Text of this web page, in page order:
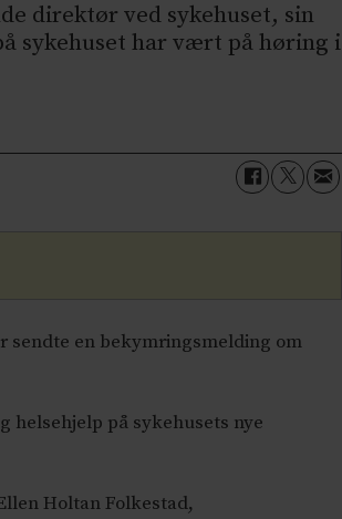
direktør ved sykehuset, sin
sykehuset har vært på høring i
sendte en bekymringsmelding om
helsehjelp på sykehusets nye
Holtan Folkestad,